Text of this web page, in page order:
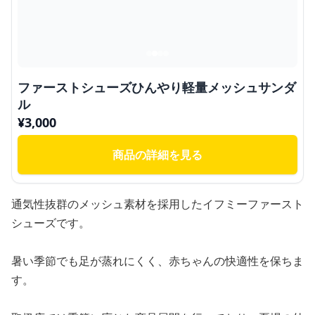
ファーストシューズひんやり軽量メッシュサンダ
ル
¥3,000
商品の詳細を見る
通気性抜群のメッシュ素材を採用したイフミーファースト
シューズです。
暑い季節でも足が蒸れにくく、赤ちゃんの快適性を保ちま
す。